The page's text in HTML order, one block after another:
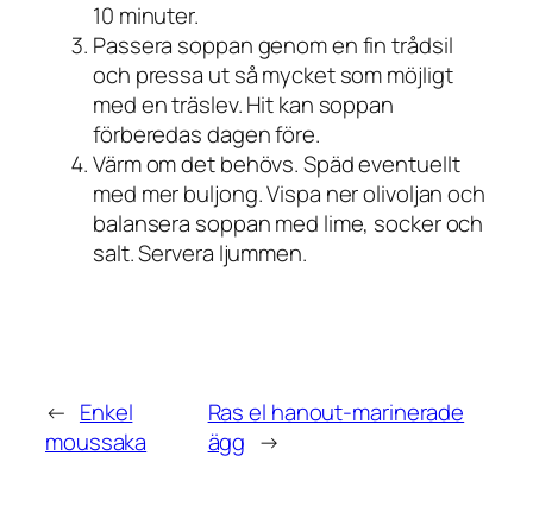
10 minuter.
Passera soppan genom en fin trådsil
och pressa ut så mycket som möjligt
med en träslev. Hit kan soppan
förberedas dagen före.
Värm om det behövs. Späd eventuellt
med mer buljong. Vispa ner olivoljan och
balansera soppan med lime, socker och
salt. Servera ljummen.
← Enkel
moussaka
Ras el hanout-marinerade
ägg →